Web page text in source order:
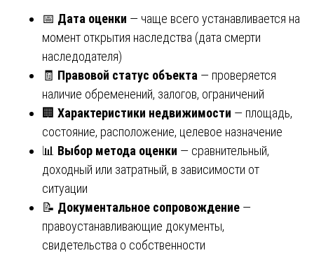
📅 Дата оценки — чаще всего устанавливается на
момент открытия наследства (дата смерти
наследодателя)
🧾 Правовой статус объекта — проверяется
наличие обременений, залогов, ограничений
🏢 Характеристики недвижимости — площадь,
состояние, расположение, целевое назначение
📊 Выбор метода оценки — сравнительный,
доходный или затратный, в зависимости от
ситуации
📝 Документальное сопровождение —
правоустанавливающие документы,
свидетельства о собственности